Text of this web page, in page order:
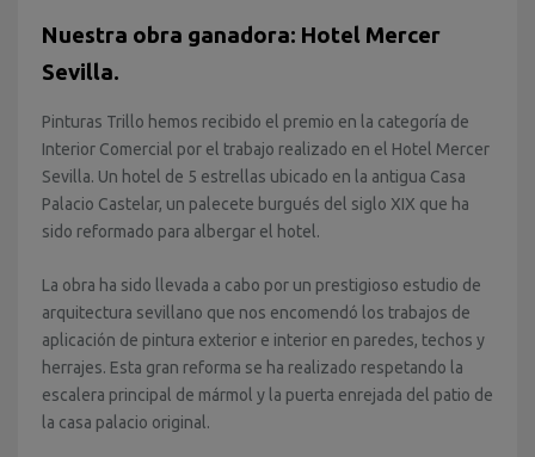
Nuestra obra ganadora: Hotel Mercer
Sevilla.
Pinturas Trillo hemos recibido el premio en la categoría de
Interior Comercial por el trabajo realizado en el Hotel Mercer
Sevilla. Un hotel de 5 estrellas ubicado en la antigua Casa
Palacio Castelar, un palecete burgués del siglo XIX que ha
sido reformado para albergar el hotel.
La obra ha sido llevada a cabo por un prestigioso estudio de
arquitectura sevillano que nos encomendó los trabajos de
aplicación de pintura exterior e interior en paredes, techos y
herrajes. Esta gran reforma se ha realizado respetando la
escalera principal de mármol y la puerta enrejada del patio de
la casa palacio original.